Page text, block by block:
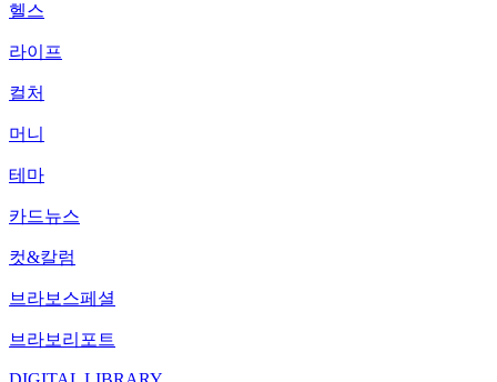
헬스
라이프
컬처
머니
테마
카드뉴스
컷&칼럼
브라보스페셜
브라보리포트